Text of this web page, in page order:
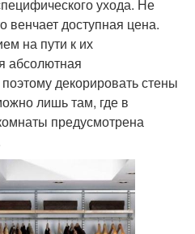
ухода. Не
венчает доступная цена.
на пути к их
абсолютная
декорировать стены
лишь там, где в
предусмотрена